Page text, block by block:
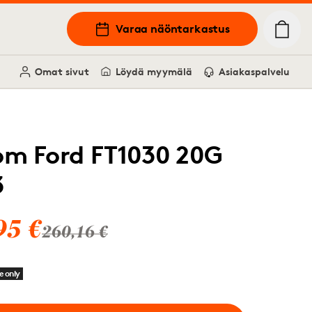
Varaa näöntarkastus
Omat sivut Löydä myymälä Asiakaspalvelu
Ford FT1030 20G
€260,16 €
only